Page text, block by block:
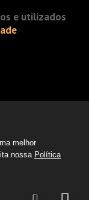
e utilizados
melhor
nossa Política